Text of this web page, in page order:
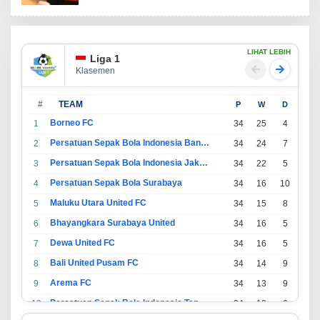
Liga 1
Klasemen
LIHAT LEBIH
# TEAM P W D
1 Borneo FC 34 25 4
2
Persatuan Sepak Bola Indonesia Bandung 34 24 7
3
Persatuan Sepak Bola Indonesia Jakarta 34 22 5
4
Persatuan Sepak Bola Surabaya 34 16 10
5
Maluku Utara United FC 34 15 8
6
Bhayangkara Surabaya United 34 16 5
7
Dewa United FC 34 16 5
8
Bali United Pusam FC 34 14 9
9
Arema FC 34 13 9
10
Persatuan Sepak Bola Indonesia Tangerang 34 13 6